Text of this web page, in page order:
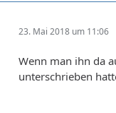
23. Mai 2018 um 11:06
Wenn man ihn da
unterschrieben